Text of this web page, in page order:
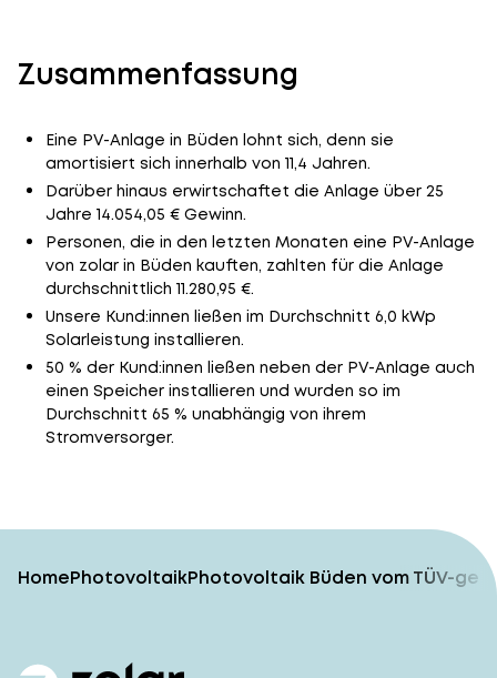
Zusammenfassung
Eine PV-Anlage in Büden lohnt sich, denn sie
amortisiert sich innerhalb von 11,4 Jahren.
Darüber hinaus erwirtschaftet die Anlage über 25
Jahre 14.054,05 € Gewinn.
Personen, die in den letzten Monaten eine PV-Anlage
von zolar in Büden kauften, zahlten für die Anlage
durchschnittlich 11.280,95 €.
Unsere Kund:innen ließen im Durchschnitt 6,0 kWp
Solarleistung installieren.
50 % der Kund:innen ließen neben der PV-Anlage auch
einen Speicher installieren und wurden so im
Durchschnitt 65 % unabhängig von ihrem
Stromversorger.
HomePhotovoltaikPhotovoltaik Büden vom TÜV-